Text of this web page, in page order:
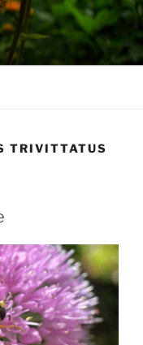
TRIVITTATUS